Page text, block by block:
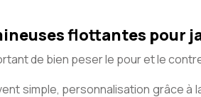
flottantes pour
de bien peser le pour et le
simple, personnalisation grâce à